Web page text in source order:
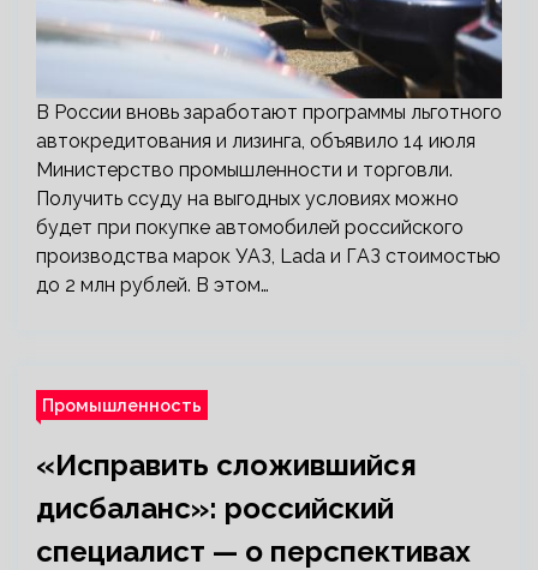
В России вновь заработают программы льготного
автокредитования и лизинга, объявило 14 июля
Министерство промышленности и торговли.
Получить ссуду на выгодных условиях можно
будет при покупке автомобилей российского
производства марок УАЗ, Lada и ГАЗ стоимостью
до 2 млн рублей. В этом…
Промышленность
«Исправить сложившийся
дисбаланс»: российский
специалист — о перспективах